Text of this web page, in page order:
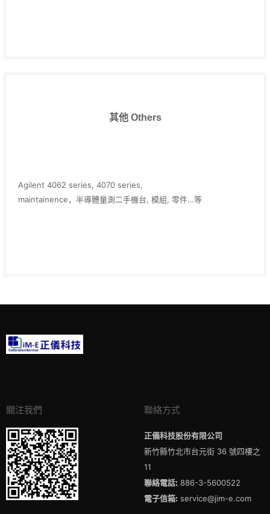
其他 Others
Agilent 4062 series, 4070 series,
maintainence，半導體量測二手機台, 模組, 零件…等
關注我們 聯絡方式
正儀科技股份有限公司
新竹縣竹北市台元街 36 號四樓之
11
聯絡電話: 886-3-5600522
電子信箱: service@jim-e.com